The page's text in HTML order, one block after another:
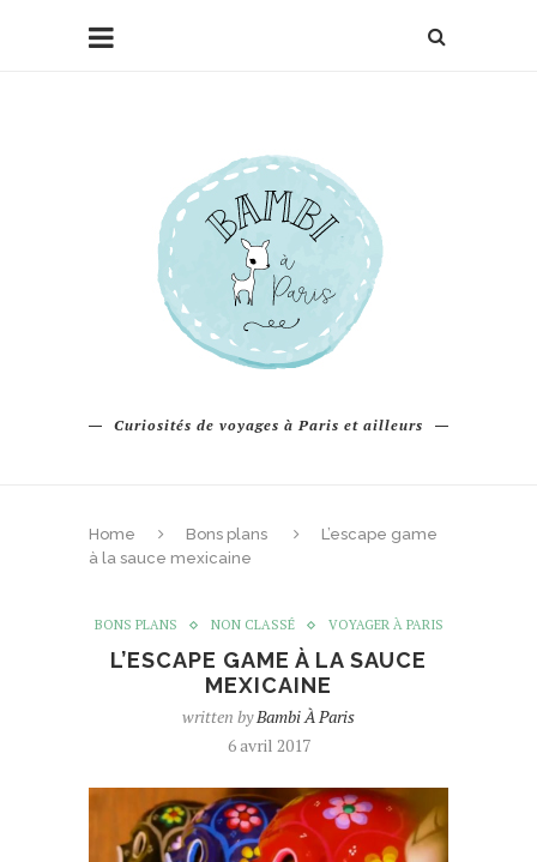
Curiosités de voyages à Paris et ailleurs
Home Bons plans
L’escape game
à la sauce mexicaine
BONS PLANS NON CLASSÉ VOYAGER À PARIS
L’ESCAPE GAME À LA SAUCE
MEXICAINE
written byBambi À Paris
6 avril 2017